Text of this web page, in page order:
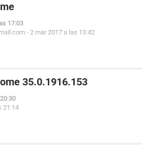
17:03
- 2 mar 2017 a las 13:42
35.0.1916.153
21:14